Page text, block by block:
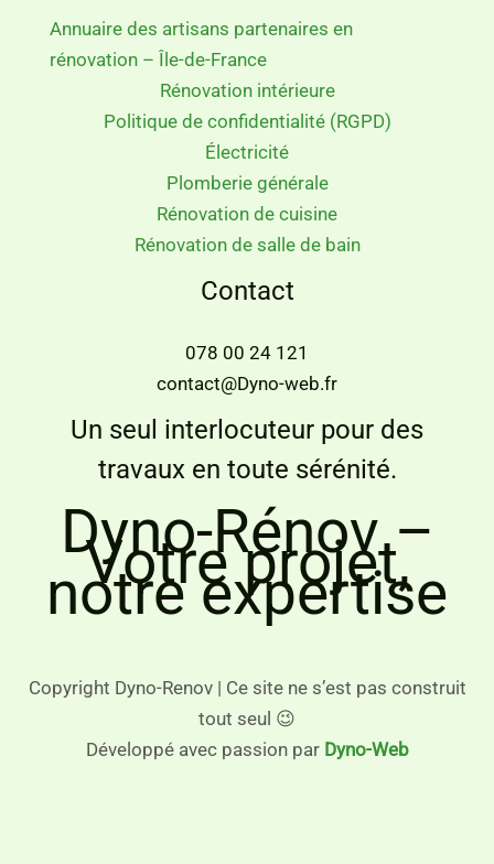
Annuaire des artisans partenaires en
rénovation – Île-de-France
Rénovation intérieure
Politique de confidentialité (RGPD)
Électricité
Plomberie générale
Rénovation de cuisine
Rénovation de salle de bain
Contact
078 00 24 121
contact@Dyno-web.fr
Un seul interlocuteur pour des
travaux en toute sérénité.
Dyno-Rénov –
Votre projet,
notre expertise
Copyright Dyno-Renov | Ce site ne s’est pas construit
tout seul 😉
Développé avec passion par Dyno-Web